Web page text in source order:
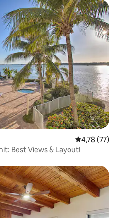
Gemiddelde
4,78 (77)
Best Views & Layout!